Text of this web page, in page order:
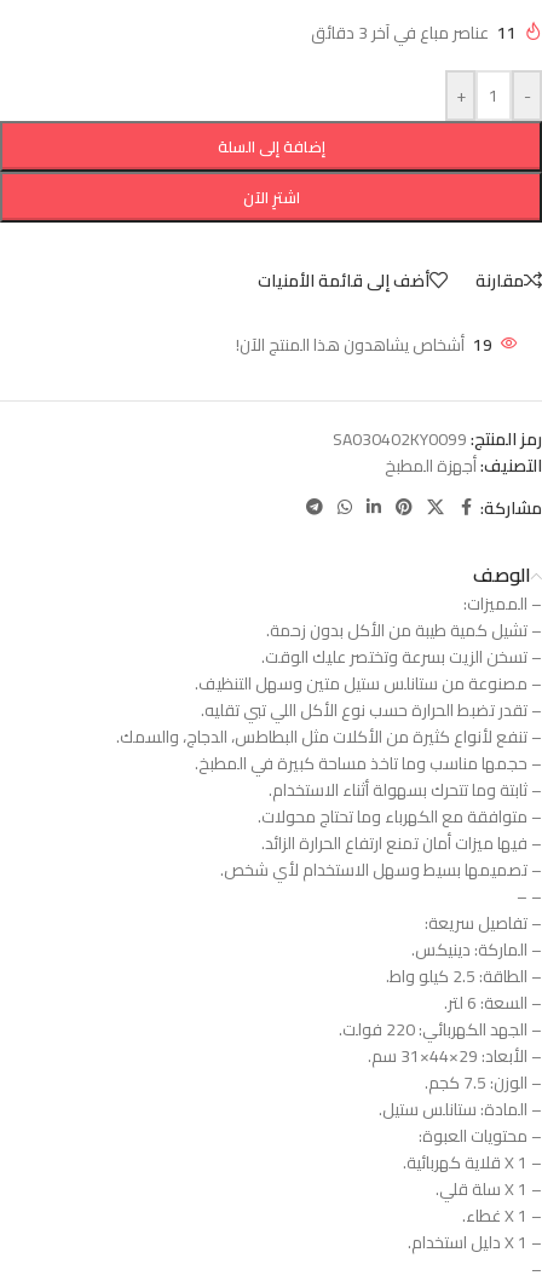
11 عناصر مباع في آخر 3 دقائق
-
+
إضافة إلى السلة
اشترِ الآن
مقارنة أضف إلى قائمة الأمنيات
19 أشخاص يشاهدون هذا المنتج الآن!
رمز المنتج:SA030402KY0099
التصنيف:أجهزة المطبخ
مشاركة:
الوصف
– المميزات:
– تشيل كمية طيبة من الأكل بدون زحمة.
– تسخن الزيت بسرعة وتختصر عليك الوقت.
– مصنوعة من ستانلس ستيل متين وسهل التنظيف.
– تقدر تضبط الحرارة حسب نوع الأكل اللي تبي تقليه.
– تنفع لأنواع كثيرة من الأكلات مثل البطاطس، الدجاج، والسمك.
– حجمها مناسب وما تاخذ مساحة كبيرة في المطبخ.
– ثابتة وما تتحرك بسهولة أثناء الاستخدام.
– متوافقة مع الكهرباء وما تحتاج محولات.
– فيها ميزات أمان تمنع ارتفاع الحرارة الزائد.
– تصميمها بسيط وسهل الاستخدام لأي شخص.
– –
– تفاصيل سريعة:
– الماركة: دينيكس.
– الطاقة: 2.5 كيلو واط.
– السعة: 6 لتر.​
– الجهد الكهربائي: 220 فولت.​
– الأبعاد: 29×44×31 سم.​
– الوزن: 7.5 كجم.​
– المادة: ستانلس ستيل.​
– محتويات العبوة:
– 1 X قلاية كهربائية.​
– 1 X سلة قلي.​
– 1 X غطاء.​
– 1 X دليل استخدام.​
–